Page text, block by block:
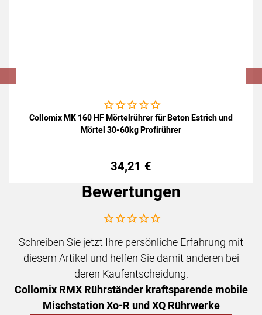
Noch keine Bewertungen abgegeben
Collomix MK 160 HF Mörtelrührer für Beton Estrich und
Mörtel 30-60kg Profirührer
34,21 €
Bewertungen
Noch keine Bewertungen abgegeben
Schreiben Sie jetzt Ihre persönliche Erfahrung mit
diesem Artikel und helfen Sie damit anderen bei
deren Kaufentscheidung.
Collomix RMX Rührständer kraftsparende mobile
Mischstation Xo-R und XQ Rührwerke